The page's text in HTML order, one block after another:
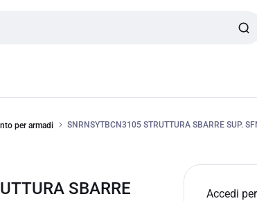
per armadi SNRNSYTBCN3105 STRUTTURA SBARRE SUP.
SBARRE
Accedi